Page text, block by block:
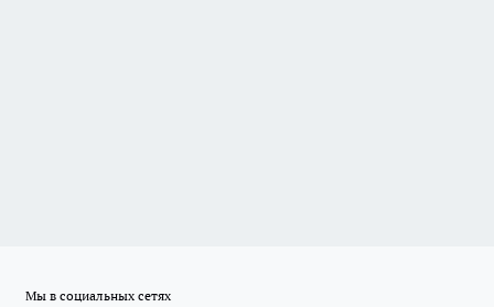
Мы в социальных сетях